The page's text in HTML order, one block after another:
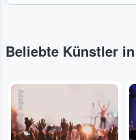
Beliebte Künstler
Adobe Stock